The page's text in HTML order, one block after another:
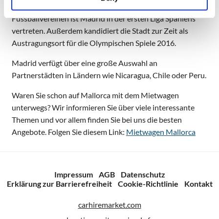
Fussballvereinen ist Madrid in der ersten Liga Spaniens
vertreten. Außerdem kandidiert die Stadt zur Zeit als
Austragungsort für die Olympischen Spiele 2016.
Madrid verfügt über eine große Auswahl an
Partnerstädten in Ländern wie Nicaragua, Chile oder Peru.
Waren Sie schon auf Mallorca mit dem Mietwagen
unterwegs? Wir informieren Sie über viele interessante
Themen und vor allem finden Sie bei uns die besten
Angebote. Folgen Sie diesem Link: Mietwagen Mallorca
Impressum AGB
Datenschutz
Erklärung zur Barrierefreiheit
Cookie-Richtlinie Kontakt
carhiremarket.com